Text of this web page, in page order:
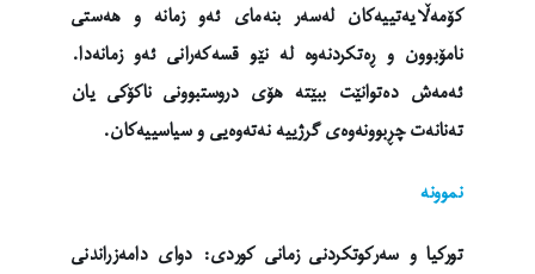
کۆمەڵایەتییەکان لەسەر بنەمای ئەو زمانە و هەستی
نامۆبوون و ڕەتکردنەوە لە نێو قسەکەرانی ئەو زمانەدا.
ئەمەش دەتوانێت ببێتە هۆی دروستبوونی ناکۆکی یان
تەنانەت چڕبوونەوەی گرژییە نەتەوەیی و سیاسییەکان.
نموونە
تورکیا و سەرکوتکردنی زمانی کوردی: دوای دامەزراندنی